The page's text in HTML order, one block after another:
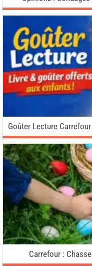
Goûter Lecture
Carrefour :